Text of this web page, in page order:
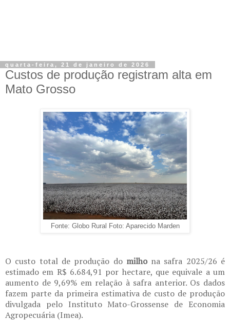
quarta-feira, 21 de janeiro de 2026
Custos de produção registram alta em
Mato Grosso
Fonte: Globo Rural Foto: Aparecido Marden
O custo total de produção do milhona safra 2025/26 é
estimado em R$ 6.684,91 por hectare, que equivale a um
aumento de 9,69% em relação à safra anterior. Os dados
fazem parte da primeira estimativa de custo de produção
divulgada pelo Instituto Mato-Grossense de Economia
Agropecuária (Imea).